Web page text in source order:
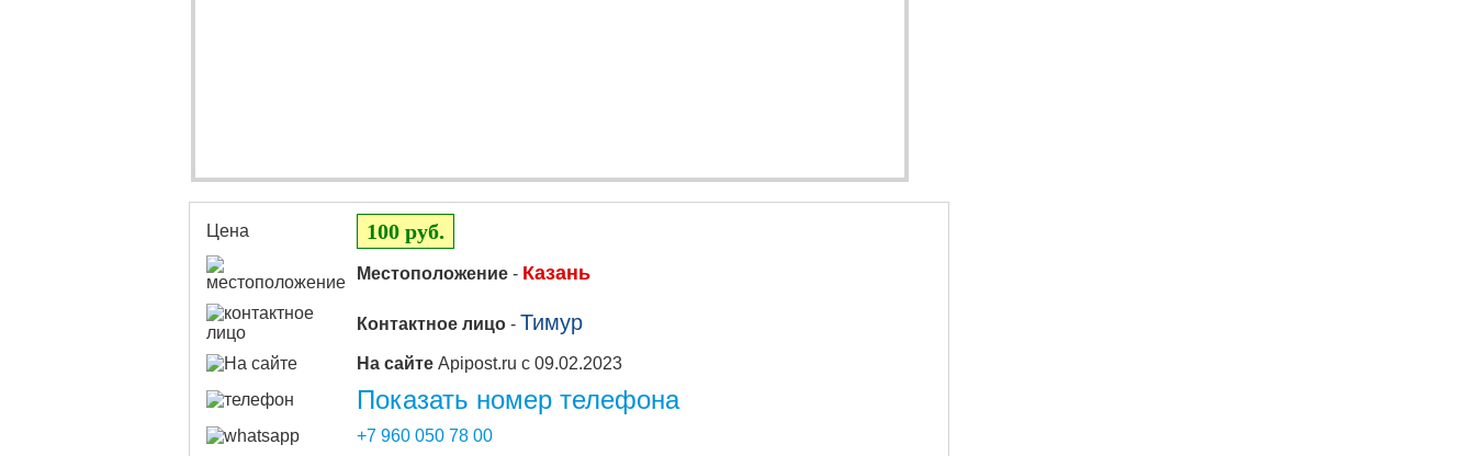
Цена 100 руб.
Местоположение - Казань
Контактное лицо - Тимур
На сайте Apipost.ru с 09.02.2023
Показать номер телефона
+7 960 050 78 00